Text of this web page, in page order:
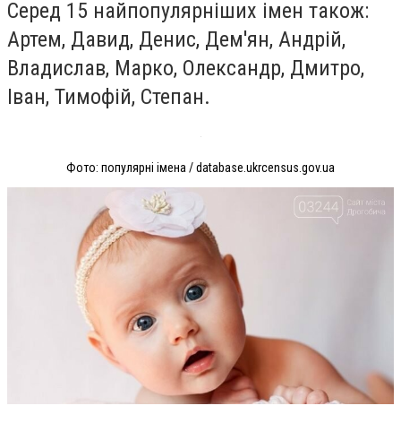
Серед 15 найпопулярніших імен також:
Артем, Давид, Денис, Дем'ян, Андрій,
Владислав, Марко, Олександр, Дмитро,
Іван, Тимофій, Степан.
Фото: популярні імена / database.ukrcensus.gov.ua